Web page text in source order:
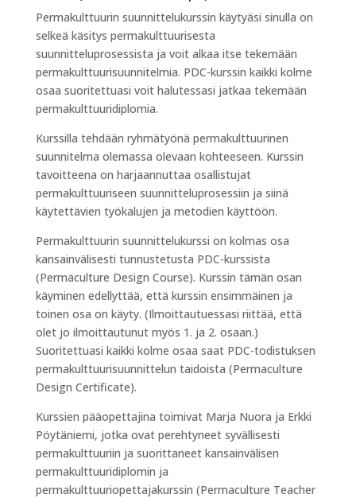
Permakulttuurin suunnittelukurssin käytyäsi sinulla on
selkeä käsitys permakulttuurisesta
suunnitteluprosessista ja voit alkaa itse tekemään
permakulttuurisuunnitelmia. PDC-kurssin kaikki kolme
osaa suoritettuasi voit halutessasi jatkaa tekemään
permakulttuuridiplomia.
Kurssilla tehdään ryhmätyönä permakulttuurinen
suunnitelma olemassa olevaan kohteeseen. Kurssin
tavoitteena on harjaannuttaa osallistujat
permakulttuuriseen suunnitteluprosessiin ja siinä
käytettävien työkalujen ja metodien käyttöön.
Permakulttuurin suunnittelukurssi on kolmas osa
kansainvälisesti tunnustetusta PDC-kurssista
(Permaculture Design Course). Kurssin tämän osan
käyminen edellyttää, että kurssin ensimmäinen ja
toinen osa on käyty. (Ilmoittautuessasi riittää, että
olet jo ilmoittautunut myös 1. ja 2. osaan.)
Suoritettuasi kaikki kolme osaa saat PDC-todistuksen
permakulttuurisuunnittelun taidoista (Permaculture
Design Certificate).
Kurssien pääopettajina toimivat Marja Nuora ja Erkki
Pöytäniemi, jotka ovat perehtyneet syvällisesti
permakulttuuriin ja suorittaneet kansainvälisen
permakulttuuridiplomin ja
permakulttuuriopettajakurssin (Permaculture Teacher